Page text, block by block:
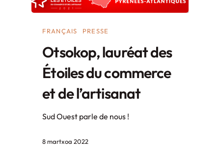
FRANÇAIS PRESSE
Otsokop, lauréat des
Étoiles du commerce
et de l’artisanat
Sud Ouest parle de nous !
8 martxoa 2022